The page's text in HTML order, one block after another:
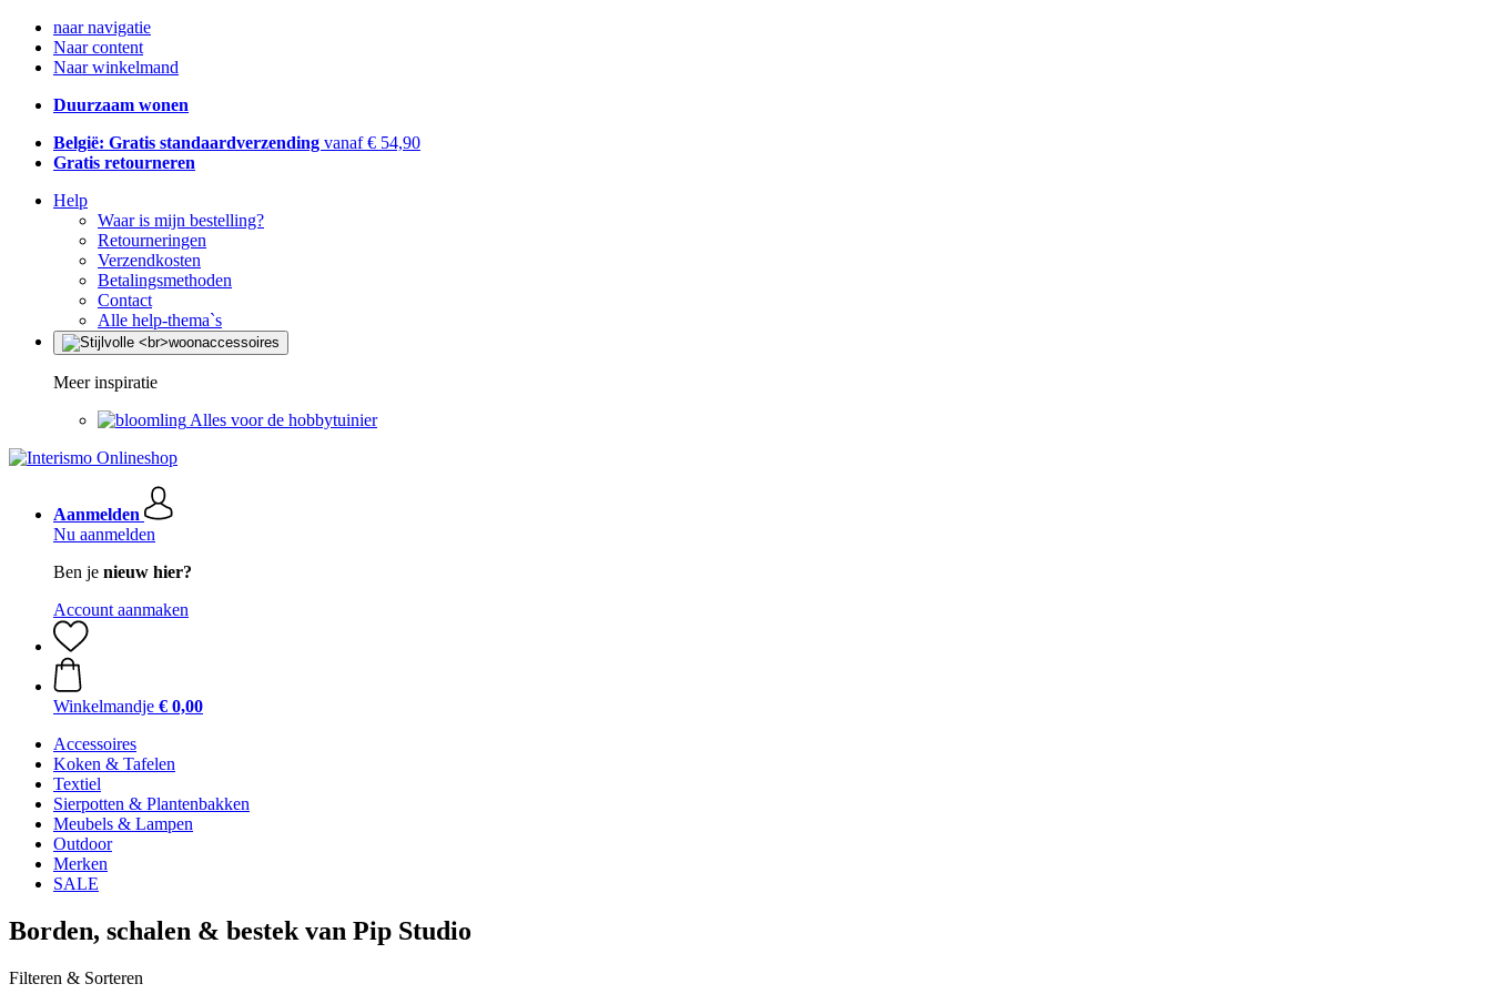
naar navigatie
Naar content
Naar winkelmand
Duurzaam wonen
België: Gratis standaardverzending vanaf € 54,90
Gratis retourneren
Help
Waar is mijn bestelling?
Retourneringen
Verzendkosten
Betalingsmethoden
Contact
Alle help-thema`s
Meer inspiratie
Alles voor de hobbytuinier
Aanmelden
Nu aanmelden
Ben je nieuw hier?
Account aanmaken
Winkelmandje € 0,00
Accessoires
Koken & Tafelen
Textiel
Sierpotten & Plantenbakken
Meubels & Lampen
Outdoor
Merken
SALE
Borden, schalen & bestek van Pip Studio
Filteren & Sorteren